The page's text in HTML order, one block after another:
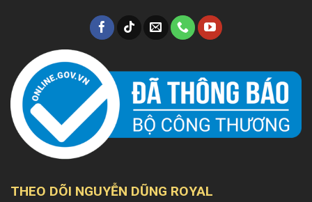
THEO DÕI NGUYỄN DŨNG ROYAL